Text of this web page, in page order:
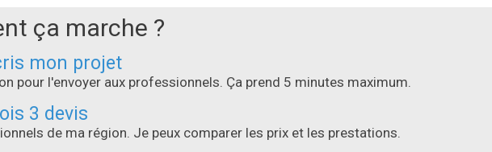
ça marche ?
mon projet
pour l'envoyer aux professionnels. Ça prend 5 minutes maximum.
3 devis
de ma région. Je peux comparer les prix et les prestations.